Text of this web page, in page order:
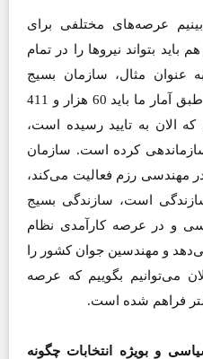
عرصه‌های مختلفی برای
بتواند نیروها را در تمام
عنوان مثال، سازمان بسیج
مهندسین را ببینید این سازمان طبق آمار ما باید 60 هزار و 411
الان به تایید رسیده است،
و 160 نفر را سازماندهی کرده است. سازمان
مهندسی رزم فعالیت می‌کند،
است، سازندگی بسیج
و در عرصه کارآمدی نظام
و مهندسین جوان کشور را
می‌توانیم بگوییم که عرصه
فراهم شده است.
و بویژه انتخابات چگونه